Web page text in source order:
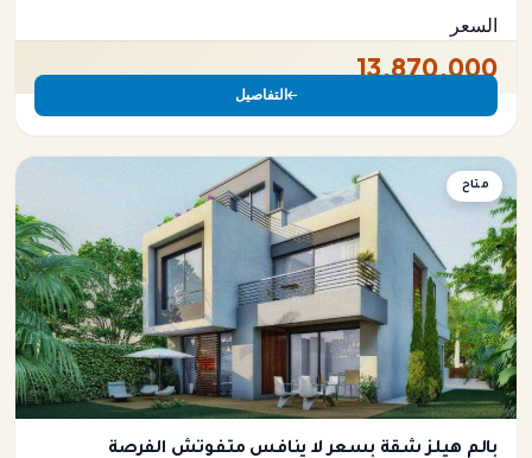
السعر
13,870,000
التفاصيل
شقة
متاح
بالم هيلز شقة بسعر لا ينافس متفوتش الفرصة